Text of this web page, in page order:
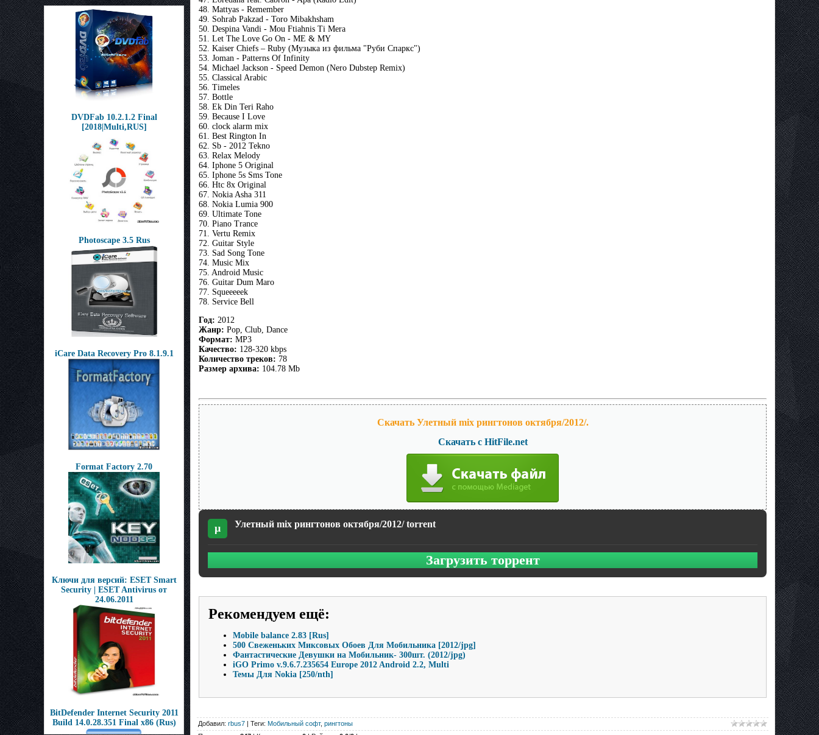
DVDFab 10.2.1.2 Final
[2018|Multi,RUS]
Photoscape 3.5 Rus
iCare Data Recovery Pro 8.1.9.1
Format Factory 2.70
Ключи для версий: ESET Smart
Security | ESET Antivirus от
24.06.2011
BitDefender Internet Security 2011
Build 14.0.28.351 Final x86 (Rus)
48. Mattyas - Remember
49. Sohrab Pakzad - Toro Mibakhsham
50. Despina Vandi - Mou Ftiahnis Ti Mera
51. Let The Love Go On - ME & MY
52. Kaiser Chiefs – Ruby (Музыка из фильма "Руби Спаркс")
53. Joman - Patterns Of Infinity
54. Michael Jackson - Speed Demon (Nero Dubstep Remix)
55. Classical Arabic
56. Timeles
57. Bottle
58. Ek Din Teri Raho
59. Because I Love
60. clock alarm mix
61. Best Rington In
62. Sb - 2012 Tekno
63. Relax Melody
64. Iphone 5 Original
65. Iphone 5s Sms Tone
66. Htc 8x Original
67. Nokia Asha 311
68. Nokia Lumia 900
69. Ultimate Tone
70. Piano Trance
71. Vertu Remix
72. Guitar Style
73. Sad Song Tone
74. Music Mix
75. Android Music
76. Guitar Dum Maro
77. Squeeeeek
78. Service Bell
Год: 2012
Жанр: Pop, Club, Dance
Формат: MP3
Качество: 128-320 kbps
Количество треков: 78
Размер архива: 104.78 Mb
Скачать Улетный mix рингтонов октября/2012/.
Скачать с HitFile.net
µ Улетный mix рингтонов октября/2012/ torrent
Загрузить торрент
Рекомендуем ещё:
Mobile balance 2.83 [Rus]
500 Свеженьких Миксовых Обоев Для Мобильника [2012/jpg]
Фантастические Девушки на Мобильник- 300шт. (2012/jpg)
iGO Primo v.9.6.7.235654 Europe 2012 Android 2.2, Multi
Темы Для Nokia [250/nth]
Добавил: rbus7 | Теги: Мобильный софт, рингтоны